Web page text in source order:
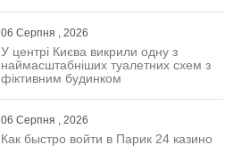
06 Серпня , 2026
У центрі Києва викрили одну з
наймасштабніших туалетних схем з
фіктивним будинком
06 Серпня , 2026
Как быстро войти в Парик 24 казино